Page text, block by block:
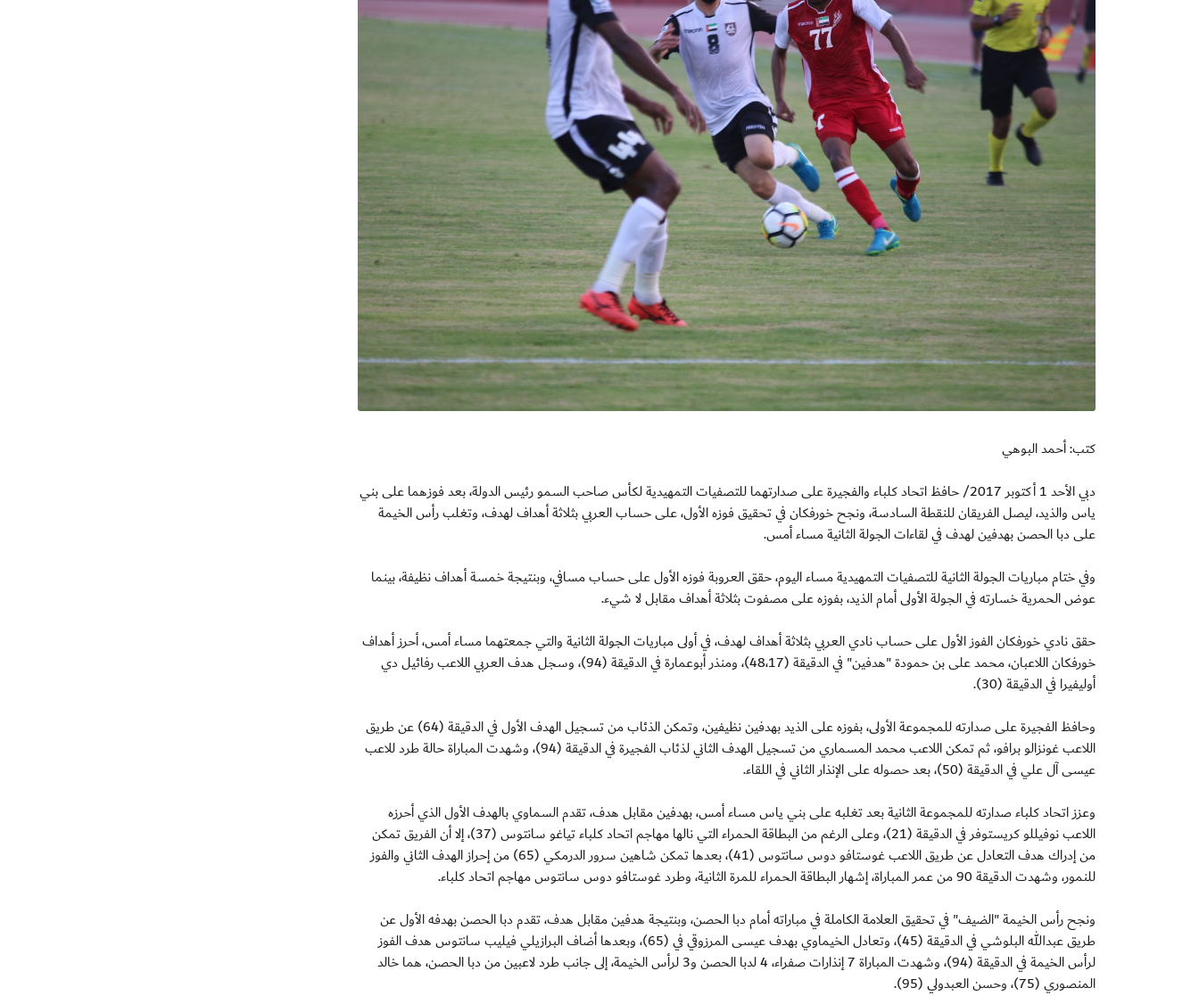
كتب: أحمد البوهي
دبي الأحد 1 أكتوبر 2017/ حافظ اتحاد كلباء والفجيرة على صدارتهما للتصفيات التمهيدية لكأس صاحب السمو رئيس الدولة، بعد فوزهما على بني
ياس والذيد، ليصل الفريقان للنقطة السادسة، ونجح خورفكان في تحقيق فوزه الأول، على حساب العربي بثلاثة أهداف لهدف، وتغلب رأس الخيمة
على دبا الحصن بهدفين لهدف في لقاءات الجولة الثانية مساء أمس.
وفي ختام مباريات الجولة الثانية للتصفيات التمهيدية مساء اليوم، حقق العروبة فوزه الأول على حساب مسافي، وبنتيجة خمسة أهداف نظيفة، بينما
عوض الحمرية خسارته في الجولة الأولى أمام الذيد، بفوزه على مصفوت بثلاثة أهداف مقابل لا شيء.
حقق نادي خورفكان الفوز الأول على حساب نادي العربي بثلاثة أهداف لهدف، في أولى مباريات الجولة الثانية والتي جمعتهما مساء أمس، أحرز أهداف
خورفكان اللاعبان، محمد على بن حمودة "هدفين" في الدقيقة (48،17)، ومنذر أبوعمارة في الدقيقة (94)، وسجل هدف العربي اللاعب رفائيل دي
أوليفيرا في الدقيقة (30).
وحافظ الفجيرة على صدارته للمجموعة الأولى، بفوزه على الذيد بهدفين نظيفين، وتمكن الذئاب من تسجيل الهدف الأول في الدقيقة (64) عن طريق
اللاعب غونزالو برافو، ثم تمكن اللاعب محمد المسماري من تسجيل الهدف الثاني لذئاب الفجيرة في الدقيقة (94)، وشهدت المباراة حالة طرد للاعب
عيسى آل علي في الدقيقة (50)، بعد حصوله على الإنذار الثاني في اللقاء.
وعزز اتحاد كلباء صدارته للمجموعة الثانية بعد تغلبه على بني ياس مساء أمس، بهدفين مقابل هدف، تقدم السماوي بالهدف الأول الذي أحرزه
اللاعب نوفيللو كريستوفر في الدقيقة (21)، وعلى الرغم من البطاقة الحمراء التي نالها مهاجم اتحاد كلباء تياغو سانتوس (37)، إلا أن الفريق تمكن
من إدراك هدف التعادل عن طريق اللاعب غوستافو دوس سانتوس (41)، بعدها تمكن شاهين سرور الدرمكي (65) من إحراز الهدف الثاني والفوز
للنمور، وشهدت الدقيقة 90 من عمر المباراة، إشهار البطاقة الحمراء للمرة الثانية، وطرد غوستافو دوس سانتوس مهاجم اتحاد كلباء.
ونجح رأس الخيمة "الضيف" في تحقيق العلامة الكاملة في مباراته أمام دبا الحصن، وبنتيجة هدفين مقابل هدف، تقدم دبا الحصن بهدفه الأول عن
طريق عبدالله البلوشي في الدقيقة (45)، وتعادل الخيماوي بهدف عيسى المرزوقي في (65)، وبعدها أضاف البرازيلي فيليب سانتوس هدف الفوز
لرأس الخيمة في الدقيقة (94)، وشهدت المباراة 7 إنذارات صفراء، 4 لدبا الحصن و3 لرأس الخيمة، إلى جانب طرد لاعبين من دبا الحصن، هما خالد
المنصوري (75)، وحسن العبدولي (95).